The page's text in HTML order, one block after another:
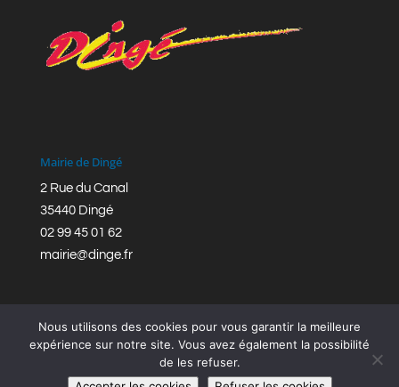
Mairie de Dingé
2 Rue du Canal
35440 Dingé
02 99 45 01 62
mairie@dinge.fr
Réalisation © Mairie de Dingé,Bretagne Romantique
Nous utilisons des cookies pour vous garantir la meilleure
expérience sur notre site. Vous avez également la possibilité
de les refuser.